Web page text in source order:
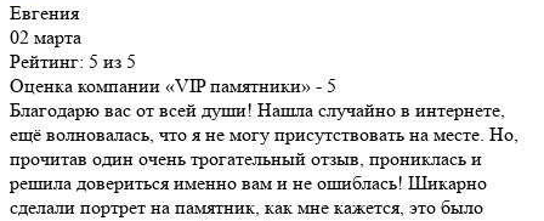
Евгения
02 марта
Рейтинг: 5 из 5
Оценка компании «VIP памятники» - 5
Благодарю вас от всей души! Нашла случайно в интернете,
ещё волновалась, что я не могу присутствовать на месте. Но,
прочитав один очень трогательный отзыв, прониклась и
решила довериться именно вам и не ошиблась! Шикарно
сделали портрет на памятник, как мне кажется, это было